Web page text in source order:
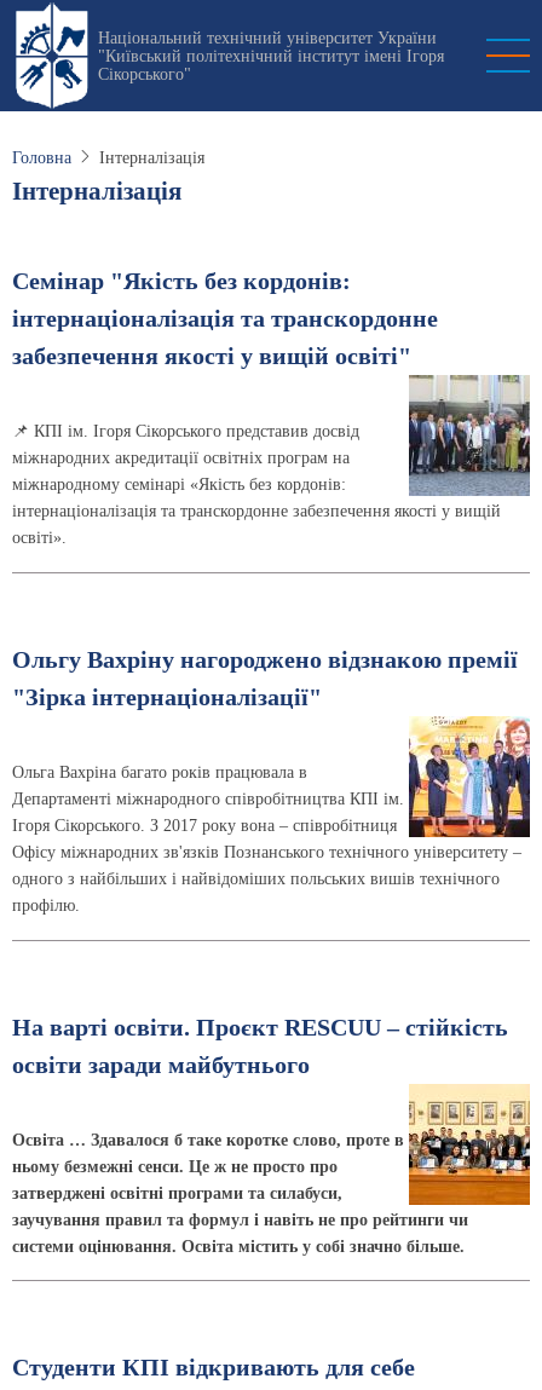
Перейти
основного
вмісту
Національний технічний університет України
"Київський політехнічний інститут імені Ігоря
Сікорського"
Головна Інтерналізація
Інтерналізація
Семінар "Якість без кордонів:
інтернаціоналізація та транскордонне
забезпечення якості у вищій освіті"
📌 КПІ ім. Ігоря Сікорського представив досвід
міжнародних акредитації освітніх програм на
міжнародному семінарі «Якість без кордонів:
інтернаціоналізація та транскордонне забезпечення якості у вищій
освіті».
Ольгу Вахріну нагороджено відзнакою премії
"Зірка інтернаціоналізації"
Ольга Вахріна багато років працювала в
Департаменті міжнародного співробітництва КПІ ім.
Ігоря Сікорського. З 2017 року вона – співробітниця
Офісу міжнародних зв'язків Познанського технічного університету –
одного з найбільших і найвідоміших польських вишів технічного
профілю.
На варті освіти. Проєкт RESCUU – стійкість
освіти заради майбутнього
Освіта … Здавалося б таке коротке слово, проте в
ньому безмежні сенси. Це ж не просто про
затверджені освітні програми та силабуси,
заучування правил та формул і навіть не про рейтинги чи
системи оцінювання. Освіта містить у собі значно більше.
Студенти КПІ відкривають для себе